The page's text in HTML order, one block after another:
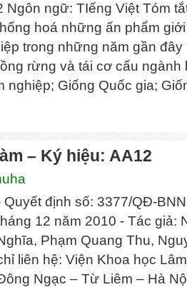
Ngôn ngữ: TIếng Việt Tóm
hoá những ấn phẩm
trong những năm gần
rừng và tái cơ cấu
nghiệp; Giống Quốc gia;
– Ký hiệu: AA12
Quyết định số: 3377/QĐ-
12 năm 2010 - Tác giả:
Phạm Quang Thu,
liên hệ: Viện Khoa học
Ngạc – Từ Liêm – Hà